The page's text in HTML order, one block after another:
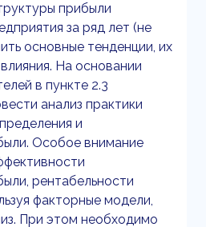
прибыли
за ряд лет (не
основные тенденции, их
На основании
в пункте 2.3
анализ практики
и
Особое внимание
рентабельности
факторные модели,
При этом необходимо